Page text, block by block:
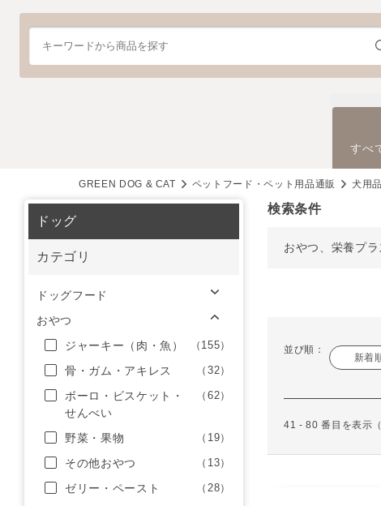
すべ
GREEN DOG & CAT ペットフード・ペット用品通販 犬用
検索条件
おやつ、栄養プラ
並び順：
新着
41 - 80 番目を表示
ドッグ
カテゴリ
ドッグフード
おやつ
ジャーキー（肉・魚）
（155）
骨・ガム・アキレス （32）
ボーロ・ビスケット・
せんべい
（62）
野菜・果物 （19）
その他おやつ （13）
ゼリー・ペースト （28）